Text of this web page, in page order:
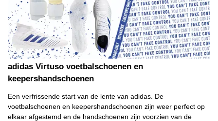
adidas Virtuso voetbalschoenen en
keepershandschoenen
Een verfrissende start van de lente van adidas. De
voetbalschoenen en keepershandschoenen zijn weer perfect op
elkaar afgestemd en de handschoenen zijn voorzien van de